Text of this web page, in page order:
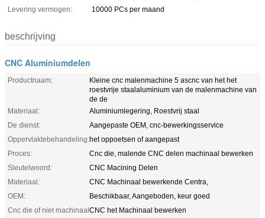
Levering vermogen:
10000 PCs per maand
beschrijving
CNC Aluminiumdelen
Productnaam:
Kleine cnc malenmachine 5 ascnc van het het
roestvrije staalaluminium van de malenmachine van
de de
Materiaal:
Aluminiumlegering, Roestvrij staal
De dienst:
Aangepaste OEM, cnc-bewerkingsservice
Oppervlaktebehandeling:het oppoetsen of aangepast
Proces:
Cnc die, malende CNC delen machinaal bewerken
Sleutelwoord:
CNC Macining Delen
Materiaal:
CNC Machinaal bewerkende Centra,
OEM:
Beschikbaar, Aangeboden, keur goed
Cnc die of niet machinaalCNC het Machinaal bewerken